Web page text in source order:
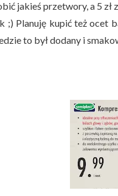
jakieś przetwory, a 5
;) Planuję kupić też ocet
to był dodany i